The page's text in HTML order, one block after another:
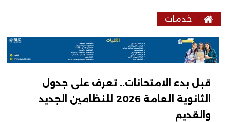
خدمات
قبل بدء الامتحانات.. تعرف على جدول
الثانوية العامة 2026 للنظامين الجديد
والقديم